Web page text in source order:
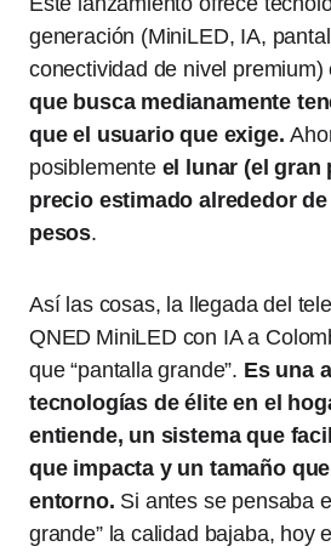
generación (MiniLED, IA,
conectividad de nivel premium)
que busca medianamente
que el usuario que exige.
posiblemente el lunar (el gran
precio estimado alrededor
pesos.
Así las cosas, la llegada del
QNED MiniLED con IA a
que “pantalla grande”. Es una
tecnologías de élite en el
entiende, un sistema que
que impacta y un tamaño
entorno. Si antes se pensaba
grande” la calidad bajaba, hoy